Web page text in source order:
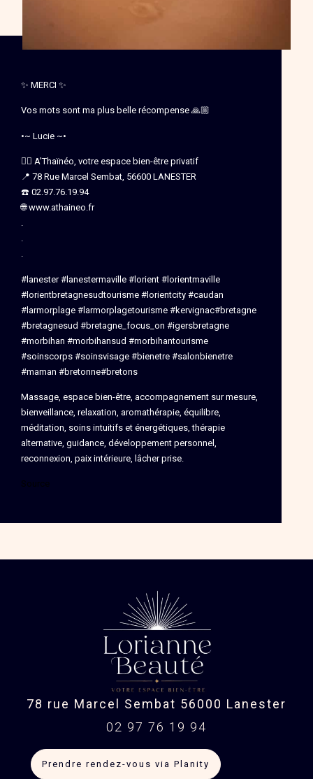
✨ MERCI ✨
Vos mots sont ma plus belle récompense 🙏🏼
•~ Lucie ~•
💆‍♀️ A’Thaïnéo, votre espace bien-être privatif
📍 78 Rue Marcel Sembat, 56600 LANESTER
☎️ 02.97.76.19.94
🌐 www.athaineo.fr
.
.
.
#lanester #lanestermaville #lorient #lorientmaville
#lorientbretagnesudtourisme #lorientcity #caudan
#larmorplage #larmorplagetourisme #kervignac#bretagne
#bretagnesud #bretagne_focus_on #igersbretagne
#morbihan #morbihansud #morbihantourisme
#soinscorps #soinsvisage #bienetre #salonbienetre
#maman #bretonne#bretons
Massage, espace bien-être, accompagnement sur mesure,
bienveillance, relaxation, aromathérapie, équilibre,
méditation, soins intuitifs et énergétiques, thérapie
alternative, guidance, développement personnel,
reconnexion, paix intérieure, lâcher prise.
Source
78 rue Marcel Sembat 56000 Lanester
02 97 76 19 94
Prendre rendez-vous via Planity